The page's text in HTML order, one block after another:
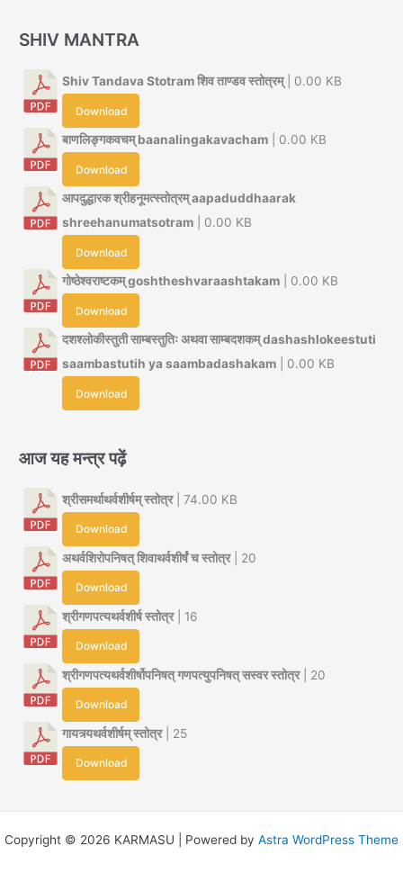
SHIV MANTRA
Shiv Tandava Stotram शिव ताण्डव स्तोत्रम्| 0.00 KB
Download
बाणलिङ्गकवचम् baanalingakavacham | 0.00 KB
Download
आपदुद्धारक श्रीहनूमत्स्तोत्रम् aapaduddhaarak
shreehanumatsotram | 0.00 KB
Download
गोष्ठेश्वराष्टकम् goshtheshvaraashtakam | 0.00 KB
Download
दशश्लोकीस्तुती साम्बस्तुतिः अथवा साम्बदशकम् dashashlokeestuti
saambastutih ya saambadashakam | 0.00 KB
Download
आज यह मन्त्र पढ़ें
श्रीसमर्थाथर्वशीर्षम् स्तोत्र| 74.00 KB
Download
अथर्वशिरोपनिषत् शिवाथर्वशीर्षं च स्तोत्र| 20
Download
श्रीगणपत्यथर्वशीर्ष स्तोत्र| 16
Download
श्रीगणपत्यथर्वशीर्षोपनिषत् गणपत्युपनिषत् सस्वर स्तोत्र| 20
Download
गायत्र्यथर्वशीर्षम् स्तोत्र| 25
Download
Copyright © 2026 KARMASU | Powered by Astra WordPress Theme